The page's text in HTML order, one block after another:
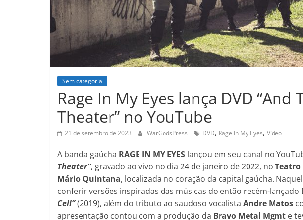
Sem categoria
Rage In My Eyes lança DVD “And
Theater” no YouTube
21 de setembro de 2023 WarGodsPress DVD, Rage In My Eyes, Vídeo
A banda gaúcha RAGE IN MY EYES lançou em seu canal no
Theater”, gravado ao vivo no dia 24 de janeiro de 2022, no Teatro
Mário Quintana, localizada no coração da capital gaúcha.
conferir versões inspiradas das músicas do então recém-lançado
Cell”(2019), além do tributo ao saudoso vocalista Andre Matos
apresentação contou com a produção da Bravo Metal Mgmt e